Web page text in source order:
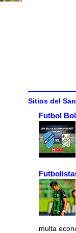
Sitios del
Futbol
multa